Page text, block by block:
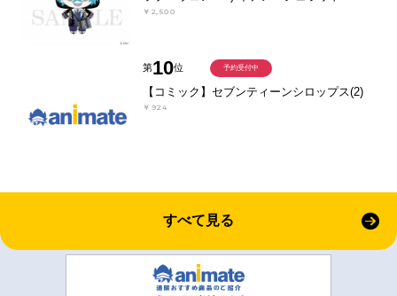
￥2,500
第10位
【コミック】セブンティーンシロップス(2)
￥924
予約受付中
すべて見る